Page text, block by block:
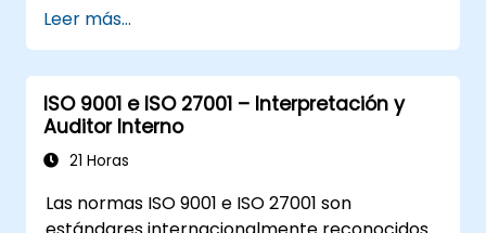
Leer más...
ISO 9001 e ISO 27001 – Interpretación y
Auditor Interno
21 Horas
Las normas ISO 9001 e ISO 27001 son